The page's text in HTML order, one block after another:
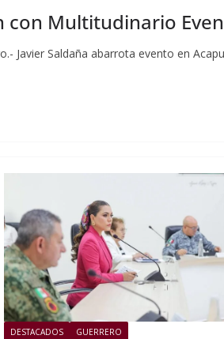
con Multitudinario
Javier Saldaña abarrota evento en
DESTACADOS GUERRERO